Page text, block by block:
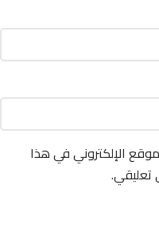
الإلكتروني في هذا
تعليقي.